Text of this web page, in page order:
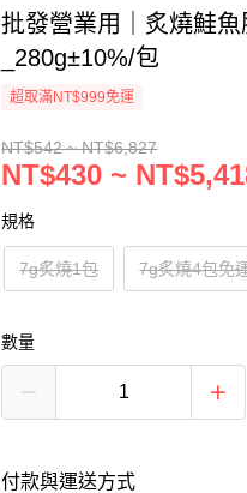
批發營業用｜炙燒鮭
_280g±10%/包
超取滿NT$999免運
NT$542 ~ NT$6,827
NT$430 ~
規格
7g炙燒1包 7g炙燒4包免
數量
付款與運送方式